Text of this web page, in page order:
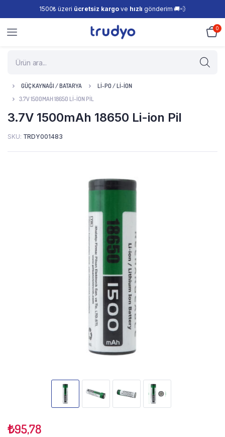
1500₺ üzeri ücretsiz kargo ve hızlı gönderim 🚚💨
0
GÜÇ KAYNAĞI / BATARYA
LI-PO / LI-ION
3.7V 1500MAH 18650 LI-ION PIL
3.7V 1500mAh 18650 Li-ion Pil
SKU: TRDY001483
₺95,78